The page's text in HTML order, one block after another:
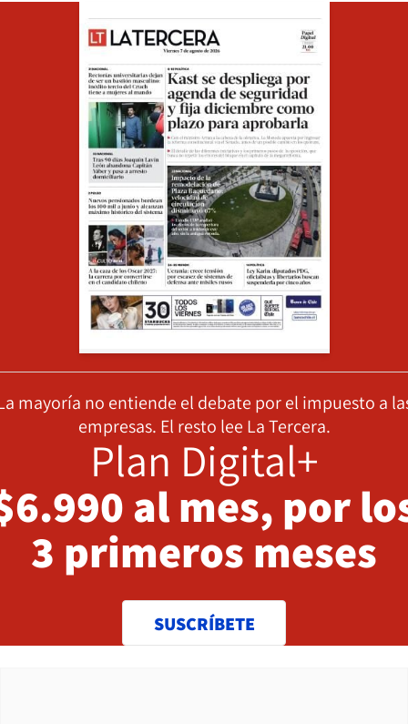
mayoría no entiende el debate por el impuesto a
empresas. El resto lee La Tercera.
Plan Digital+
al mes, por
3 primeros meses
SUSCRÍBETE